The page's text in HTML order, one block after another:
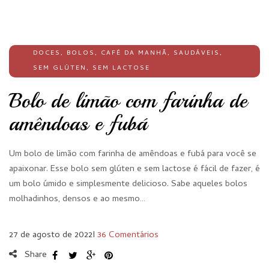
DOCES, BOLOS, CAFÉ DA MANHÃ, SAUDÁVEIS,
SEM GLÚTEN, SEM LACTOSE
Bolo de limão com farinha de
amêndoas e fubá
Um bolo de limão com farinha de amêndoas e fubá para você se
apaixonar. Esse bolo sem glúten e sem lactose é fácil de fazer, é
um bolo úmido e simplesmente delicioso. Sabe aqueles bolos
molhadinhos, densos e ao mesmo…
27 de agosto de 2022I 36 Comentários
Share